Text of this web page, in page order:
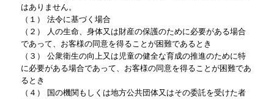
はありません。
（１） 法令に基づく場合
（２） 人の生命、身体又は財産の保護のために必要がある場合
であって、お客様の同意を得ることが困難であるとき
（３） 公衆衛生の向上又は児童の健全な育成の推進のために特
に必要がある場合であって、お客様の同意を得ることが困難であ
るとき
（４） 国の機関もしくは地方公共団体又はその委託を受けた者